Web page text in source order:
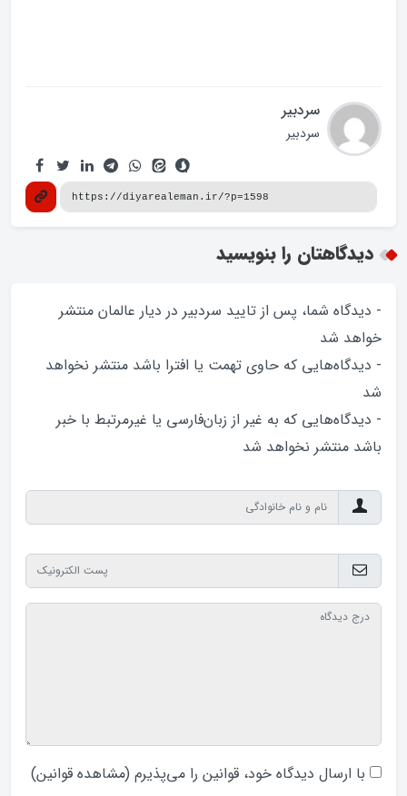
سردبیر
سردبیر
دیدگاهتان را بنویسید
- دیدگاه شما، پس از تایید سردبیر در دیار عالمان منتشر
خواهد‌ شد
- دیدگاه‌هایی که حاوی تهمت یا افترا باشد منتشر نخواهد‌
شد
- دیدگاه‌هایی که به غیر از زبان‌فارسی یا غیرمرتبط با خبر
باشد منتشر نخواهد‌ شد
با ارسال دیدگاه‌ خود، قوانین را می‌پذیرم (مشاهده قوانین)